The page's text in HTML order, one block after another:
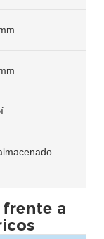
frente a